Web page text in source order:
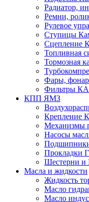
Радиатор,
Ремни,
Рулевое
Ступицы
Сцепление
Топливная
Тормозная
Фары,
Фильтры
КПП ЯМЗ
Крепление
Механизмы
Насосы
Прокладки
Шестерни и
Масла и жидкости
Жидкость
Масло
Масло